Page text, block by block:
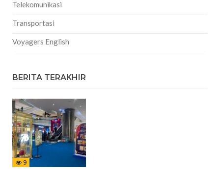
Telekomunikasi
Transportasi
Voyagers English
BERITA TERAKHIR
9